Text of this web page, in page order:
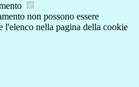
non possono essere
l'elenco nella pagina della cookie